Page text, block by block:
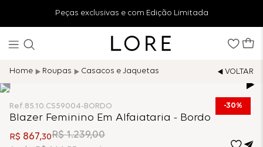
Peças exclusivas e com Edição Limitada
Roupas Casacos e Jaquetas
30%
Ref.85.10.CS59004-BORDO
Blazer Feminino Em Alfaiataria - Bordo
R$ 867,30R$ 1.239,00